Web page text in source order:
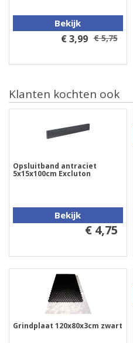
Bekijk
€ 3,99 € 5,75
Klanten kochten ook
Opsluitband antraciet
5x15x100cm Excluton
Bekijk
€ 4,75
Grindplaat 120x80x3cm zwart